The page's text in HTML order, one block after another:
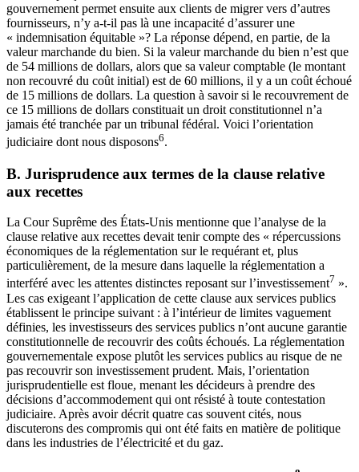
gouvernement permet ensuite aux clients de migrer vers d’autres
fournisseurs, n’y a-t-il pas là une incapacité d’assurer une
« indemnisation équitable »? La réponse dépend, en partie, de la
valeur marchande du bien. Si la valeur marchande du bien n’est que
de 54 millions de dollars, alors que sa valeur comptable (le montant
non recouvré du coût initial) est de 60 millions, il y a un coût échoué
de 15 millions de dollars. La question à savoir si le recouvrement de
ce 15 millions de dollars constituait un droit constitutionnel n’a
jamais été tranchée par un tribunal fédéral. Voici l’orientation
judiciaire dont nous disposons6.
B. Jurisprudence aux termes de la clause relative
aux recettes
La Cour Suprême des États-Unis mentionne que l’analyse de la
clause relative aux recettes devait tenir compte des « répercussions
économiques de la réglementation sur le requérant et, plus
particulièrement, de la mesure dans laquelle la réglementation a
interféré avec les attentes distinctes reposant sur l’investissement7 ».
Les cas exigeant l’application de cette clause aux services publics
établissent le principe suivant : à l’intérieur de limites vaguement
définies, les investisseurs des services publics n’ont aucune garantie
constitutionnelle de recouvrir des coûts échoués. La réglementation
gouvernementale expose plutôt les services publics au risque de ne
pas recouvrir son investissement prudent. Mais, l’orientation
jurisprudentielle est floue, menant les décideurs à prendre des
décisions d’accommodement qui ont résisté à toute contestation
judiciaire. Après avoir décrit quatre cas souvent cités, nous
discuterons des compromis qui ont été faits en matière de politique
dans les industries de l’électricité et du gaz.